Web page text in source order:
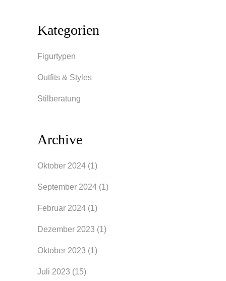
Kategorien
Figurtypen
Outfits & Styles
Stilberatung
Archive
Oktober 2024 (1)
September 2024 (1)
Februar 2024 (1)
Dezember 2023 (1)
Oktober 2023 (1)
Juli 2023 (15)